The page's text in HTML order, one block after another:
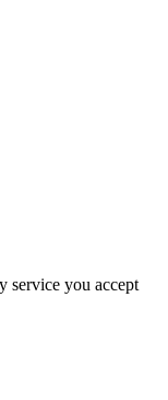
service you accept